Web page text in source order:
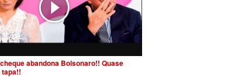
abandona Bolsonaro!! Quase